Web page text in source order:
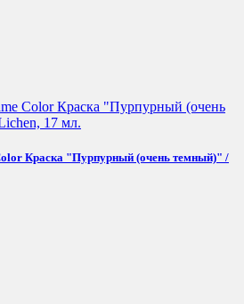
Краска "Пурпурный (очень темный)" /